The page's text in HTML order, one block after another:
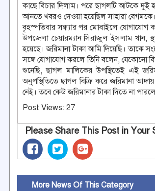
কাছে বিচার দিলাম। পরে ছাগলটি আটকে দুই
আনতে খবরও দেওয়া হয়েছিল সাহারা বেগমকে।
বৃহস্পতিবার সন্ধ্যার পর মোবাইলে যোগাযোগ
উপজেলা চেয়ারম্যান সিরাজুল ইসলাম খান,
হয়েছে। জরিমানা টাকা আমি দিয়েছি। তাকে
সঙ্গে যোগাযোগ করলে তিনি বলেন, যেকোনো
শুনেছি, ছাগল মালিকের উপস্থিতেই এই
অনুপস্থিতিতে ছাগল বিক্রি করে জরিমানা
নেই। তবে কেউ জরিমানার টাকা দিতে না
Post Views: 27
Please Share This Post in Your
More News Of This Category